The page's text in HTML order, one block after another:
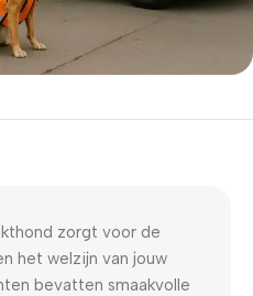
zorgt voor de
het welzijn van jouw
bevatten smaakvolle